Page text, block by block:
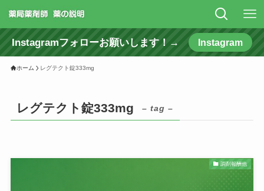
Instagramフォローお願いします！→ Instagram
ホーム レグテクト錠333mg
レグテクト錠333mg – tag –
調剤報酬他